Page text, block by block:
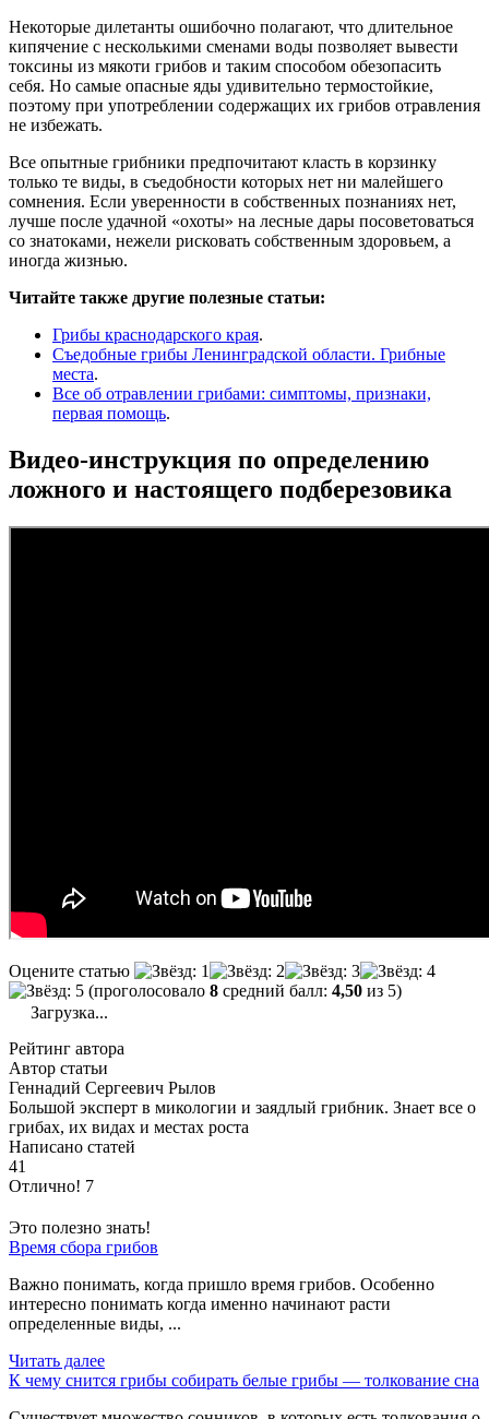
Некоторые дилетанты ошибочно полагают, что длительное
кипячение с несколькими сменами воды позволяет вывести
токсины из мякоти грибов и таким способом обезопасить
себя. Но самые опасные яды удивительно термостойкие,
поэтому при употреблении содержащих их грибов отравления
не избежать.
Все опытные грибники предпочитают класть в корзинку
только те виды, в съедобности которых нет ни малейшего
сомнения. Если уверенности в собственных познаниях нет,
лучше после удачной «охоты» на лесные дары посоветоваться
со знатоками, нежели рисковать собственным здоровьем, а
иногда жизнью.
Читайте также другие полезные статьи:
Грибы краснодарского края.
Съедобные грибы Ленинградской области. Грибные
места.
Все об отравлении грибами: симптомы, признаки,
первая помощь.
Видео-инструкция по определению
ложного и настоящего подберезовика
Оцените статью
(проголосовало 8 средний балл: 4,50 из 5)
Загрузка...
Рейтинг автора
Автор статьи
Геннадий Сергеевич Рылов
Большой эксперт в микологии и заядлый грибник. Знает все о
грибах, их видах и местах роста
Написано статей
41
Отлично! 7
Это полезно знать!
Время сбора грибов
Важно понимать, когда пришло время грибов. Особенно
интересно понимать когда именно начинают расти
определенные виды, ...
Читать далее
К чему снится грибы собирать белые грибы — толкование сна